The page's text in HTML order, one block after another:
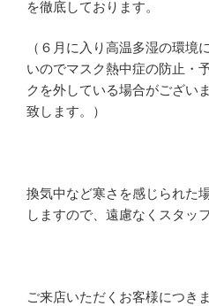
を徹底しております。
（６月に入り高温多湿の環境
いのでマスク熱中症の防止・
クを外している場合がござい
致します。）
換気中など寒さを感じられた
しますので、遠慮なくスタッ
ご来店いただくお客様につき